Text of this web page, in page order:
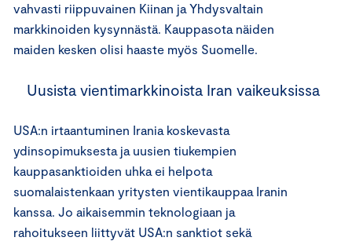
vahvasti riippuvainen Kiinan ja Yhdysvaltain
markkinoiden kysynnästä. Kauppasota näiden
maiden kesken olisi haaste myös Suomelle.
Uusista vientimarkkinoista Iran vaikeuksissa
USA:n irtaantuminen Irania koskevasta
ydinsopimuksesta ja uusien tiukempien
kauppasanktioiden uhka ei helpota
suomalaistenkaan yritysten vientikauppaa Iranin
kanssa. Jo aikaisemmin teknologiaan ja
rahoitukseen liittyvät USA:n sanktiot sekä